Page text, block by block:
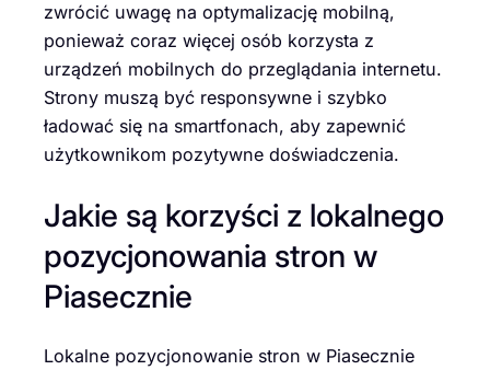
zwrócić uwagę na optymalizację mobilną,
ponieważ coraz więcej osób korzysta z
urządzeń mobilnych do przeglądania internetu.
Strony muszą być responsywne i szybko
ładować się na smartfonach, aby zapewnić
użytkownikom pozytywne doświadczenia.
Jakie są korzyści z lokalnego
pozycjonowania stron w
Piasecznie
Lokalne pozycjonowanie stron w Piasecznie